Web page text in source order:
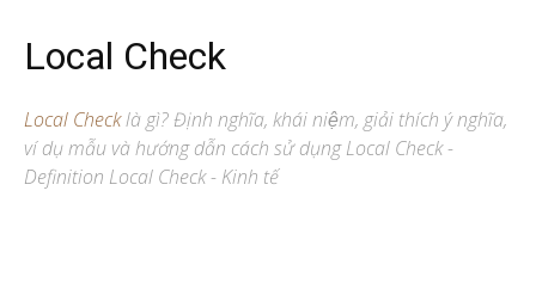
Local Check
Local Checklà gì? Định nghĩa, khái niệm, giải thích ý nghĩa,
ví dụ mẫu và hướng dẫn cách sử dụng Local Check -
Definition Local Check - Kinh tế